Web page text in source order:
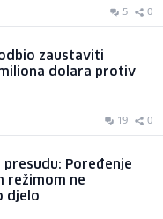
5 0
zaustaviti
dolara protiv
19 0
Poređenje
režimom ne
djelo